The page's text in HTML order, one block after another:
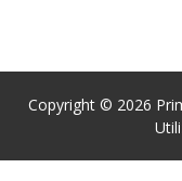
Copyright © 2026